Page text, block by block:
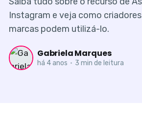
Instagram e veja como
marcas podem utilizá-lo.
Gabriela Marques
há 4 anos • 3 min de leitura